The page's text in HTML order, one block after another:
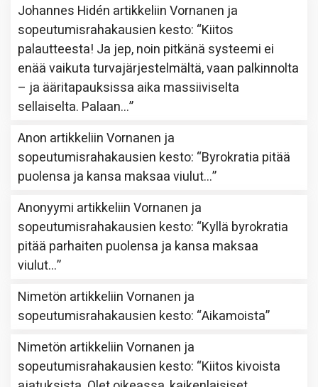
Johannes Hidén artikkeliinVornanen ja
sopeutumisrahakausien kesto: “Kiitos
palautteesta! Ja jep, noin pitkänä systeemi ei
enää vaikuta turvajärjestelmältä, vaan palkinnolta
– ja ääritapauksissa aika massiiviselta
sellaiselta. Palaan…”
Anon artikkeliinVornanen ja
sopeutumisrahakausien kesto: “Byrokratia pitää
puolensa ja kansa maksaa viulut…”
Anonyymi artikkeliinVornanen ja
sopeutumisrahakausien kesto: “Kyllä byrokratia
pitää parhaiten puolensa ja kansa maksaa
viulut…”
Nimetön artikkeliinVornanen ja
sopeutumisrahakausien kesto: “Aikamoista”
Nimetön artikkeliinVornanen ja
sopeutumisrahakausien kesto: “Kiitos kivoista